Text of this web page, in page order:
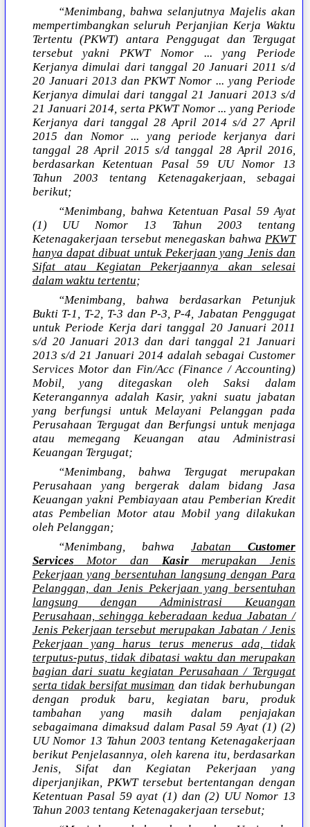
“Menimbang, bahwa selanjutnya Majelis akan
mempertimbangkan seluruh Perjanjian Kerja Waktu
Tertentu (PKWT) antara Penggugat dan Tergugat
tersebut yakni PKWT Nomor ... yang Periode
Kerjanya dimulai dari tanggal 20 Januari 2011 s/d
20 Januari 2013 dan PKWT Nomor ... yang Periode
Kerjanya dimulai dari tanggal 21 Januari 2013 s/d
21 Januari 2014, serta PKWT Nomor ... yang Periode
Kerjanya dari tanggal 28 April 2014 s/d 27 April
2015 dan Nomor ... yang periode kerjanya dari
tanggal 28 April 2015 s/d tanggal 28 April 2016,
berdasarkan Ketentuan Pasal 59 UU Nomor 13
Tahun 2003 tentang Ketenagakerjaan, sebagai
berikut;
“Menimbang, bahwa Ketentuan Pasal 59 Ayat
(1) UU Nomor 13 Tahun 2003 tentang
Ketenagakerjaan tersebut menegaskan bahwa PKWT
hanya dapat dibuat untuk Pekerjaan yang Jenis dan
Sifat atau Kegiatan Pekerjaannya akan selesai
dalam waktu tertentu;
“Menimbang, bahwa berdasarkan Petunjuk
Bukti T-1, T-2, T-3 dan P-3, P-4, Jabatan Penggugat
untuk Periode Kerja dari tanggal 20 Januari 2011
s/d 20 Januari 2013 dan dari tanggal 21 Januari
2013 s/d 21 Januari 2014 adalah sebagai Customer
Services Motor dan Fin/Acc (Finance / Accounting)
Mobil, yang ditegaskan oleh Saksi dalam
Keterangannya adalah Kasir, yakni suatu jabatan
yang berfungsi untuk Melayani Pelanggan pada
Perusahaan Tergugat dan Berfungsi untuk menjaga
atau memegang Keuangan atau Administrasi
Keuangan Tergugat;
“Menimbang, bahwa Tergugat merupakan
Perusahaan yang bergerak dalam bidang Jasa
Keuangan yakni Pembiayaan atau Pemberian Kredit
atas Pembelian Motor atau Mobil yang dilakukan
oleh Pelanggan;
“Menimbang, bahwaJabatanCustomer
Services Motor dan Kasirmerupakan Jenis
Pekerjaan yang bersentuhan langsung dengan Para
Pelanggan, dan Jenis Pekerjaan yang bersentuhan
langsung dengan Administrasi Keuangan
Perusahaan, sehingga keberadaan kedua Jabatan /
Jenis Pekerjaan tersebut merupakan Jabatan / Jenis
Pekerjaan yang harus terus menerus ada, tidak
terputus-putus, tidak dibatasi waktu dan merupakan
bagian dari suatu kegiatan Perusahaan / Tergugat
serta tidak bersifat musiman dan tidak berhubungan
dengan produk baru, kegiatan baru, produk
tambahan yang masih dalam penjajakan
sebagaimana dimaksud dalam Pasal 59 Ayat (1) (2)
UU Nomor 13 Tahun 2003 tentang Ketenagakerjaan
berikut Penjelasannya, oleh karena itu, berdasarkan
Jenis, Sifat dan Kegiatan Pekerjaan yang
diperjanjikan, PKWT tersebut bertentangan dengan
Ketentuan Pasal 59 ayat (1) dan (2) UU Nomor 13
Tahun 2003 tentang Ketenagakerjaan tersebut;